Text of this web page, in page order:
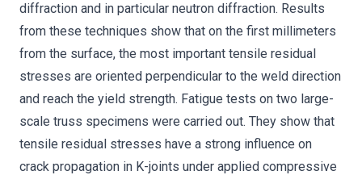
diffraction and in particular neutron diffraction. Results
from these techniques show that on the first millimeters
from the surface, the most important tensile residual
stresses are oriented perpendicular to the weld direction
and reach the yield strength. Fatigue tests on two large-
scale truss specimens were carried out. They show that
tensile residual stresses have a strong influence on
crack propagation in K-joints under applied compressive